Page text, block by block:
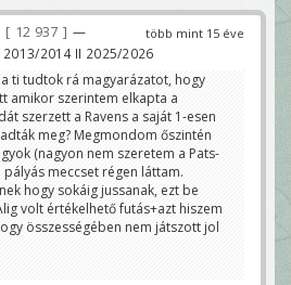
több mint 15 éve
12 937
—
2014 II 2025/2026
ti tudtok rá magyarázatot, hogy
amikor szerintem elkapta a
szerzett a Ravens a saját 1-esen
meg? Megmondom őszintén
(nagyon nem szeretem a Pats-
pályás meccset régen láttam.
hogy sokáig jussanak, ezt be
volt értékelhető futás+azt hiszem
összességében nem játszott jol